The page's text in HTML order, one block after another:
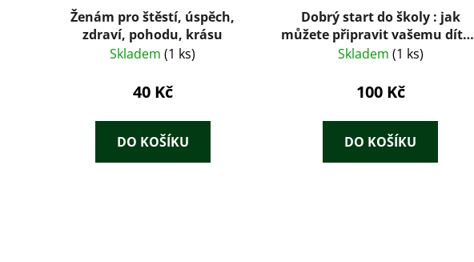
Ženám pro štěstí, úspěch,
zdraví, pohodu, krásu
Skladem(1 ks)
40 Kč
DO KOŠÍKU
Dobrý start do školy : jak
můžete připravit vašemu dítěti
dobrý vstup do školy
Skladem (1 ks)
100 Kč
DO KOŠÍKU